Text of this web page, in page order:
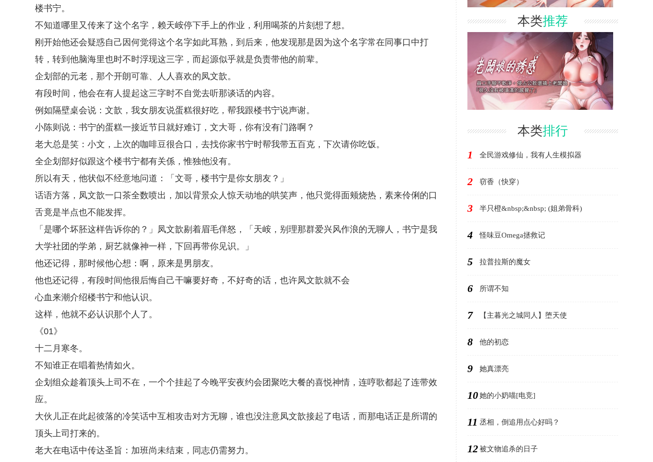
楼书宁。
不知道哪里又传来了这个名字，赖天峖停下手上的作业，利用喝茶的片刻想了想。
刚开始他还会疑惑自己因何觉得这个名字如此耳熟，到后来，他发现那是因为这个名字常在同事口中打
转，转到他脑海里也时不时浮现这三字，而起源似乎就是负责带他的前辈。
企划部的元老，那个开朗可靠、人人喜欢的凤文歆。
有段时间，他会在有人提起这三字时不自觉去听那谈话的内容。
例如隔壁桌会说：文歆，我女朋友说蛋糕很好吃，帮我跟楼书宁说声谢。
小陈则说：书宁的蛋糕一接近节日就好难订，文大哥，你有没有门路啊？
老大总是笑：小文，上次的咖啡豆很合口，去找你家书宁时帮我带五百克，下次请你吃饭。
全企划部好似跟这个楼书宁都有关係，惟独他没有。
所以有天，他状似不经意地问道：「文哥，楼书宁是你女朋友？」
话语方落，凤文歆一口茶全数喷出，加以背景众人惊天动地的哄笑声，他只觉得面颊烧热，素来伶俐的口
舌竟是半点也不能发挥。
「是哪个坏胚这样告诉你的？」凤文歆剔着眉毛佯怒，「天峖，别理那群爱兴风作浪的无聊人，书宁是我
大学社团的学弟，厨艺就像神一样，下回再带你见识。」
他还记得，那时候他心想：啊，原来是男朋友。
他也还记得，有段时间他很后悔自己干嘛要好奇，不好奇的话，也许凤文歆就不会
心血来潮介绍楼书宁和他认识。
这样，他就不必认识那个人了。
《01》
十二月寒冬。
不知谁正在唱着热情如火。
企划组众趁着顶头上司不在，一个个挂起了今晚平安夜约会团聚吃大餐的喜悦神情，连哼歌都起了连带效
应。
大伙儿正在此起彼落的冷笑话中互相攻击对方无聊，谁也没注意凤文歆接起了电话，而那电话正是所谓的
顶头上司打来的。
老大在电话中传达圣旨：加班尚未结束，同志仍需努力。
本类推荐
本类排行
1 全民游戏修仙，我有人生模拟器
2 窃香（快穿）
3 半只橙&nbsp;&nbsp; (姐弟骨科)
4 怪味豆Omega拯救记
5 拉普拉斯的魔女
6 所谓不知
7 【主暮光之城同人】堕天使
8 他的初恋
9 她真漂亮
10她的小奶喵[电竞]
11 丞相，倒追用点心好吗？
12被文物追杀的日子